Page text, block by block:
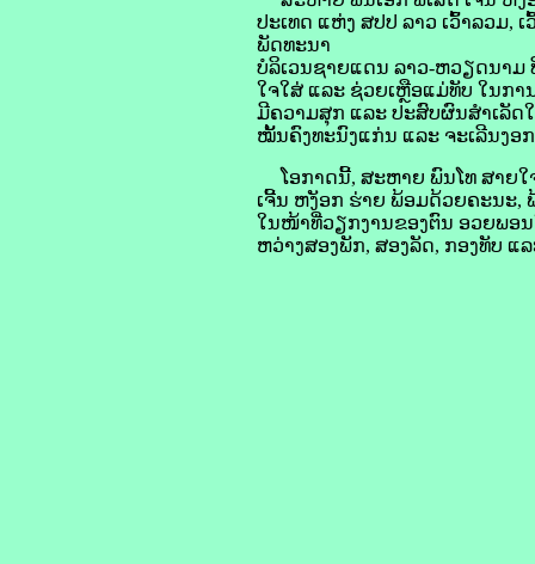
ປະເທດ ແຫ່ງ ສປປ ລາວ ເວົ້າລວມ,
ພັດທະນາ
ບໍລິເວນຊາຍແດນ ລາວ-ຫວຽດນາມ
ໃຈໃສ່ ແລະ ຊ່ວຍເຫຼືອແມ່ທັບ ໃນກ
ມີຄວາມສຸກ ແລະ ປະສົບຜົນສໍາເລັດ
ໝັ້ນຄົງທະນົງແກ່ນ ແລະ ຈະເລີນງອ
ໂອກາດນີ້, ສະຫາຍ ພົນໂທ ສາຍໃ
ເຈີ້ນ ຫງັອກ ຮ່າຍ ພ້ອມດ້ວຍຄະນະ,
ໃນໜ້າທີ່ວຽກງານຂອງຕົນ ອວຍພອ
ຫວ່າງສອງພັກ, ສອງລັດ, ກອງທັບ